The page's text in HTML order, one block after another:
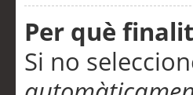
Per què
Si no